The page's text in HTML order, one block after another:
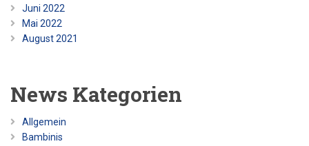
Juni 2022
Mai 2022
August 2021
News Kategorien
Allgemein
Bambinis